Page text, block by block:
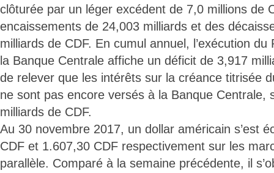
clôturée par un léger excédent de 7,0 millions de
encaissements de 24,003 milliards et des
milliards de CDF. En cumul annuel, l’exécution
la Banque Centrale affiche un déficit de 3,917
de relever que les intérêts sur la créance titrisée
ne sont pas encore versés à la Banque Centrale,
milliards de CDF.
Au 30 novembre 2017, un dollar américain s’est
CDF et 1.607,30 CDF respectivement sur les
parallèle. Comparé à la semaine précédente, il